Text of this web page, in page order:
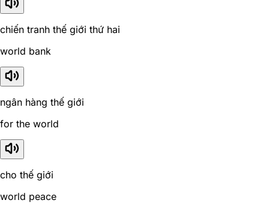
chiến tranh thế giới thứ hai
world bank
ngân hàng thế giới
for the world
cho thế giới
world peace